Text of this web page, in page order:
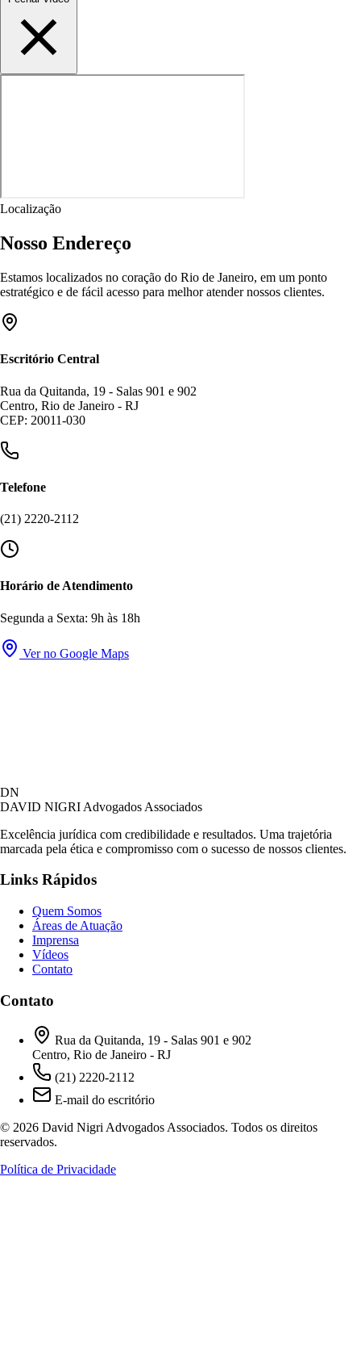
Localização
Nosso Endereço
Estamos localizados no coração do Rio de Janeiro, em um ponto
estratégico e de fácil acesso para melhor atender nossos clientes.
Escritório Central
Rua da Quitanda, 19 - Salas 901 e 902
Centro, Rio de Janeiro - RJ
CEP: 20011-030
Telefone
(21) 2220-2112
Horário de Atendimento
Segunda a Sexta: 9h às 18h
Ver no Google Maps
DN
DAVID NIGRI Advogados Associados
Excelência jurídica com credibilidade e resultados. Uma trajetória
marcada pela ética e compromisso com o sucesso de nossos clientes.
Links Rápidos
Quem Somos
Áreas de Atuação
Imprensa
Vídeos
Contato
Contato
Rua da Quitanda, 19 - Salas 901 e 902
Centro, Rio de Janeiro - RJ
(21) 2220-2112
E-mail do escritório
© 2026 David Nigri Advogados Associados. Todos os direitos
reservados.
Política de Privacidade